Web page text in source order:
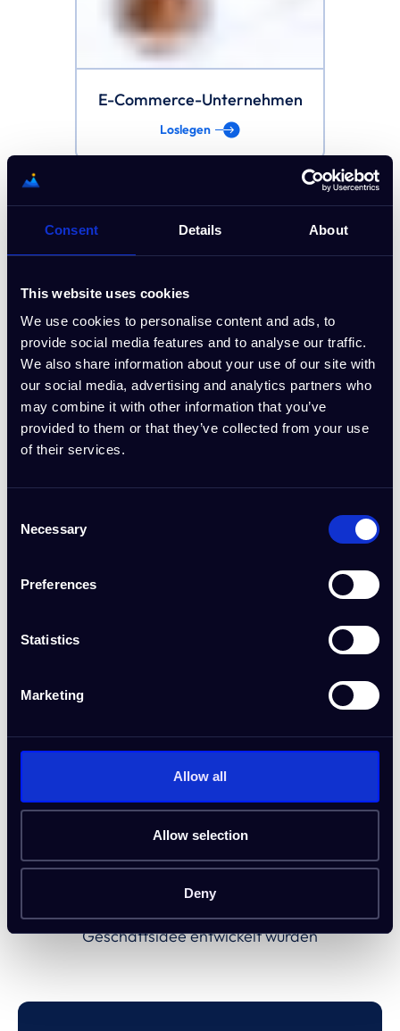
Consent Details About
This website uses cookies
We use cookies to personalise content and ads, to
provide social media features and to analyse our traffic.
We also share information about your use of our site with
our social media, advertising and analytics partners who
may combine it with other information that you’ve
provided to them or that they’ve collected from your use
of their services.
Selection
Necessary
Preferences
Statistics
Marketing
Allow all
Allow selection
Deny
E-Commerce-Unternehmen
Loslegen
Management-Training
Loslegen
Restaurant
Loslegen
Geschäftsidee entwickelt wurden